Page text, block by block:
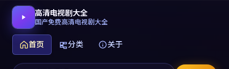
高清电视剧大全
国产免费高清电视剧大全
首页 分类 关于